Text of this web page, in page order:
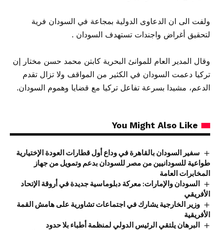
ولفت الى ان الدعاوى الدولية بمجاعة في السودان فرية
لتحقيق أغراض واجندات تستهدف السودان .
وقال المدير العام للموانئ البحرية كابتن محمد حسن مختار إن
تركيا دعمت السودان في الكثير من المواقف ولا تزال تقدم
الدعم، مشيدا بسرعة تفاعل تركيا مع قضايا وهموم السودان.
You Might Also Like
سفير السودان بالقاهرة في وداع أول قطارات العودة الإختيارية
طواعية للسودانيين من مصر للسودان بدعم وتمويل من جهاز
المخابرات العامة
السودان والإمارات: معركة دبلوماسية جديدة في أروقة الإتحاد
الأفريقي
وزير الخارجية يشارك في اجتماعات تشاورية على هامش القمة
الأفريقية
البرهان يلتقي الرئيس الدولي لمنظمة أطباء بلا حدود